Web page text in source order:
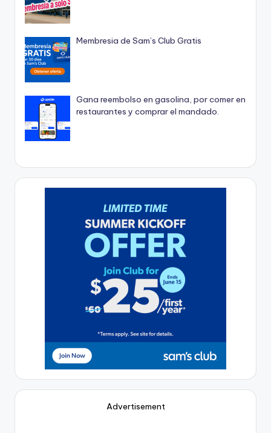
Membresia de Sam’s Club Gratis
Gana reembolso en gasolina, por comer en
restaurantes y comprar el mandado.
Advertisement